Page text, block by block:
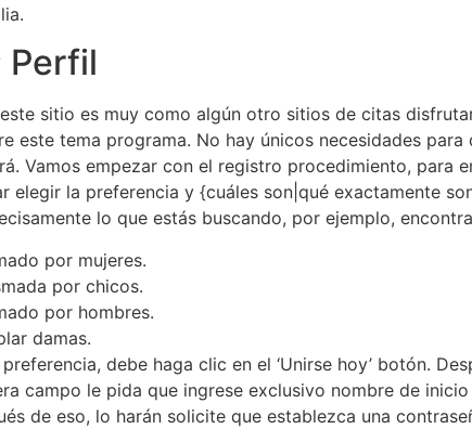
Perfil
sitio es muy como algún otro sitios de citas
este tema programa. No hay únicos necesidades
Vamos empezar con el registro procedimiento, para
elegir la preferencia y {cuáles son|qué exactamente
lo que estás buscando, por ejemplo,
por mujeres.
por chicos.
por hombres.
damas.
debe haga clic en el ‘Unirse hoy’ botón.
campo le pida que ingrese exclusivo nombre de
de eso, lo harán solicite que establezca una